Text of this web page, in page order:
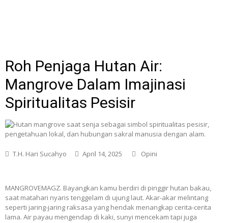
Roh Penjaga Hutan Air:
Mangrove Dalam Imajinasi
Spiritualitas Pesisir
T.H. Hari Sucahyo April 14, 2025 Opini
MANGROVEMAGZ. Bayangkan kamu berdiri di pinggir hutan bakau,
saat matahari nyaris tenggelam di ujung laut. Akar-akar melintang
seperti jaring-jaring raksasa yang hendak menangkap cerita-cerita
lama. Air payau mengendap di kaki, sunyi mencekam tapi juga